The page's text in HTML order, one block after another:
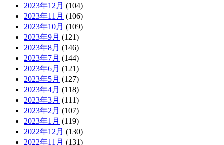
2023年12月 (104)
2023年11月 (106)
2023年10月 (109)
2023年9月 (121)
2023年8月 (146)
2023年7月 (144)
2023年6月 (121)
2023年5月 (127)
2023年4月 (118)
2023年3月 (111)
2023年2月 (107)
2023年1月 (119)
2022年12月 (130)
2022年11月 (131)